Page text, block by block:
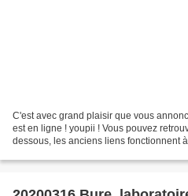
C'est avec grand plaisir que vous
est en ligne ! youpii ! Vous pouvez
dessous, les anciens liens fonctionnent